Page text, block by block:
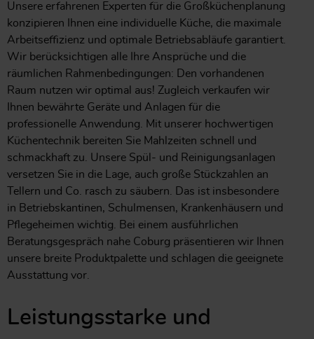
Unsere erfahrenen Experten für die Großküchenplanung
konzipieren Ihnen eine individuelle Küche, die maximale
Arbeitseffizienz und optimale Betriebsabläufe garantiert.
Wir berücksichtigen alle Ihre Ansprüche und die
räumlichen Rahmenbedingungen: Den vorhandenen
Raum nutzen wir optimal aus! Zugleich verkaufen wir
Ihnen bewährte Geräte und Anlagen für die
professionelle Anwendung. Mit unserer hochwertigen
Küchentechnik bereiten Sie Mahlzeiten schnell und
schmackhaft zu. Unsere Spül- und Reinigungsanlagen
versetzen Sie in die Lage, auch große Stückzahlen an
Tellern und Co. rasch zu säubern. Das ist insbesondere
in Betriebskantinen, Schulmensen, Krankenhäusern und
Pflegeheimen wichtig. Bei einem ausführlichen
Beratungsgespräch nahe Coburg präsentieren wir Ihnen
unsere breite Produktpalette und schlagen die geeignete
Ausstattung vor.
Leistungsstarke und